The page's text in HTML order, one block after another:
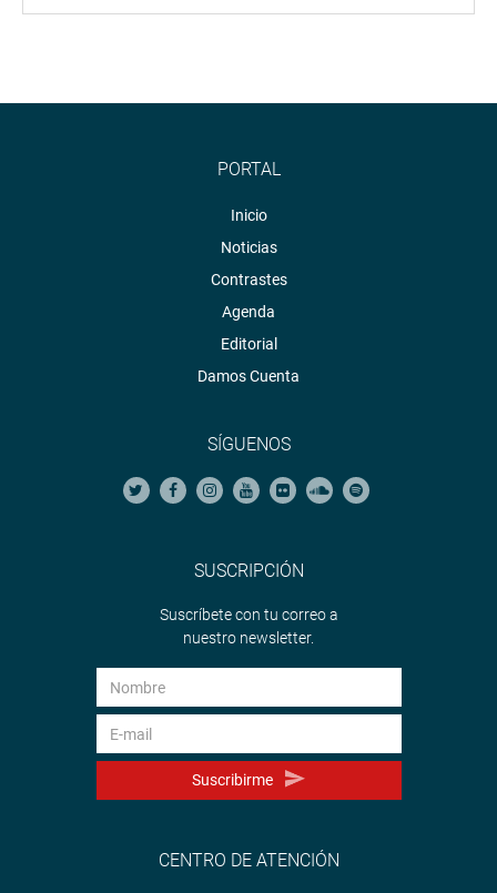
PORTAL
Inicio
Noticias
Contrastes
Agenda
Editorial
Damos Cuenta
SÍGUENOS
SUSCRIPCIÓN
Suscríbete con tu correo a
nuestro newsletter.
Suscribirme
CENTRO DE ATENCIÓN